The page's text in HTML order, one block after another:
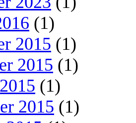
(1)
2015 (1)
2015 (1)
(1)
2015 (1)